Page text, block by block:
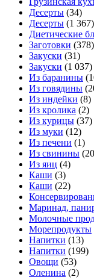
Десерты (34)
Десерты (1 367)
Диетические
Заготовки (378)
Закуски (31)
Закуски (1 037)
Из баранины
Из говядины
Из индейки (8)
Из кролика (2)
Из курицы (37)
Из муки (12)
Из печени (1)
Из свинины
Из яиц (4)
Каши (3)
Каши (22)
Маринад,
Молочные
Морепродукты
Напитки (13)
Напитки (199)
Овощи (53)
Оленина (2)